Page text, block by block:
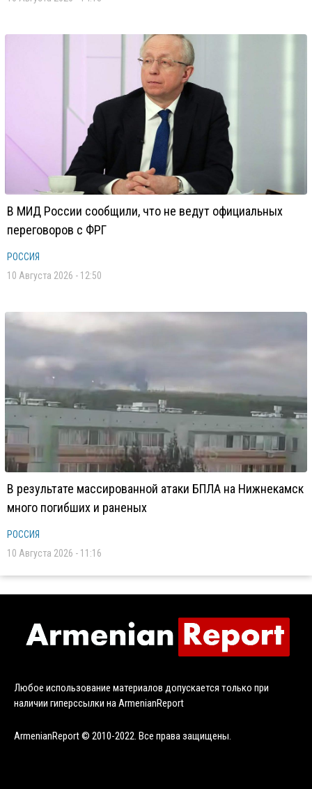
В МИД России сообщили, что не ведут официальных
переговоров с ФРГ
РОССИЯ
10 Августа 2026 - 12:50
В результате массированной атаки БПЛА на Нижнекамск
много погибших и раненых
РОССИЯ
10 Августа 2026 - 11:16
Любое использование материалов допускается только при
наличии гиперссылки на ArmenianReport
ArmenianReport © 2010-2022. Все права защищены.